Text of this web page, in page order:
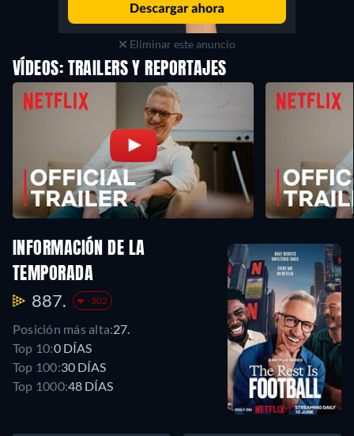
Eliminar este anuncio
VÍDEOS: TRAILERS Y REPORTAJES
INFORMACIÓN DE LA
TEMPORADA
887. -302
Posición más alta:27.
Top 10:0 DÍAS
Top 100:30 DÍAS
Top 1000:48 DÍAS